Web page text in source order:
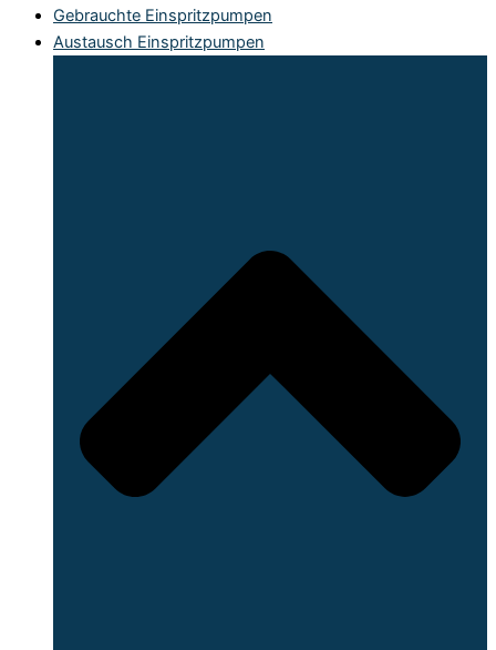
Gebrauchte Einspritzpumpen
Austausch Einspritzpumpen